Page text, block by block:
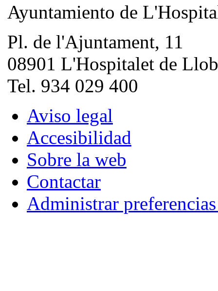
Ayuntamiento de
Pl. de l'Ajuntament, 11
08901 L'Hospitalet de
Tel. 934 029 400
Aviso legal
Accesibilidad
Sobre la web
Contactar
Administrar